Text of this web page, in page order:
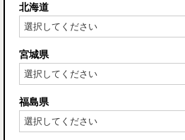
北海道
宮城県
福島県